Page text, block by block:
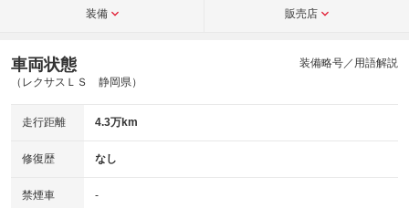
装備 販売店
車両状態
（レクサスＬＳ 静岡県）
装備略号／用語解説
走行距離 4.3万km
修復歴 なし
禁煙車 -